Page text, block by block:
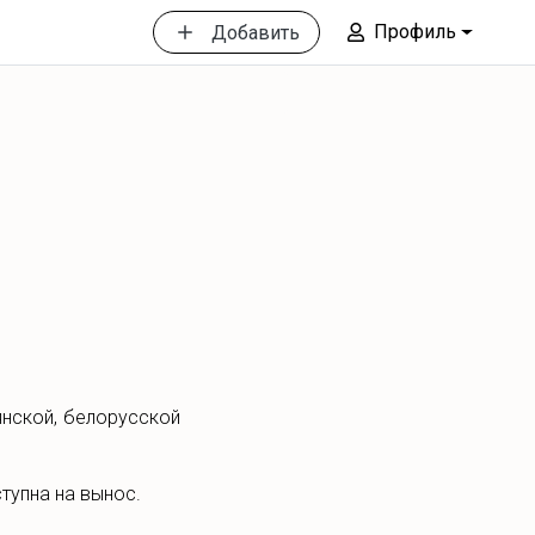
Добавить Профиль
белорусской
на вынос.